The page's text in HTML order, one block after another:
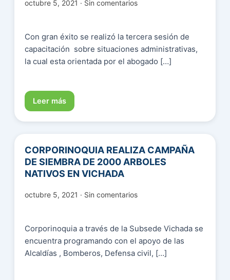
octubre 5, 2021 · Sin comentarios
Con gran éxito se realizó la tercera sesión de
capacitación sobre situaciones administrativas,
la cual esta orientada por el abogado […]
Leer más
CORPORINOQUIA REALIZA CAMPAÑA
DE SIEMBRA DE 2000 ARBOLES
NATIVOS EN VICHADA
octubre 5, 2021 · Sin comentarios
Corporinoquia a través de la Subsede Vichada se
encuentra programando con el apoyo de las
Alcaldías , Bomberos, Defensa civil, […]